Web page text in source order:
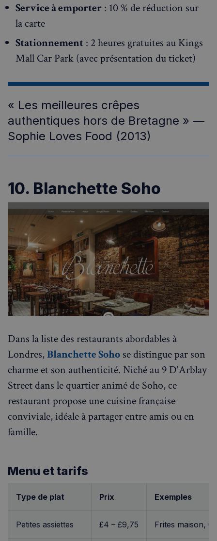
Service à emporter : 10 % de réduction sur
la carte
Stationnement : 2 heures gratuites au Kings
Mall Car Park (avec présentation du ticket)
« Les meilleures crêpes
authentiques hors de Bretagne » —
Sophie Loves Food (2013)
10. Blanchette Soho
Dans la liste des restaurants abordables à
Londres,Blanchette Soho se distingue par son
charme et son authenticité. Niché au 9 D'Arblay
Street dans le quartier animé de Soho, ce
restaurant propose une cuisine française
conviviale, idéale à partager entre amis ou en
famille.
Menu et tarifs
Type de plat Prix Exemples
Petites assiettes £4 – £9,75 Frites maison,